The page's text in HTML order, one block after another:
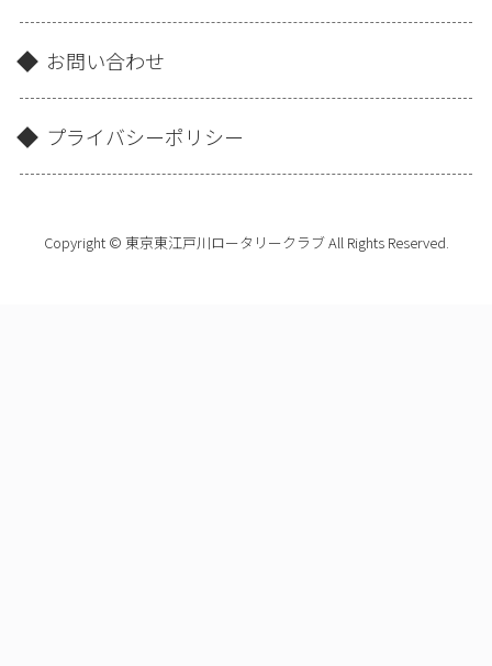
お問い合わせ
プライバシーポリシー
Copyright © 東京東江戸川ロータリークラブ All Rights Reserved.